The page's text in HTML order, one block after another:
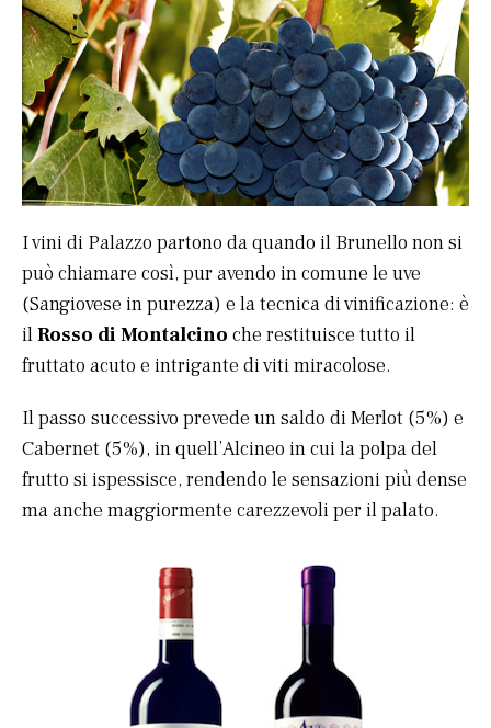
I vini di Palazzo partono da quando il Brunello non si
può chiamare così, pur avendo in comune le uve
(Sangiovese in purezza) e la tecnica di vinificazione: è
ilRosso di Montalcino che restituisce tutto il
fruttato acuto e intrigante di viti miracolose.
Il passo successivo prevede un saldo di Merlot (5%) e
Cabernet (5%), in quell’Alcineo in cui la polpa del
frutto si ispessisce, rendendo le sensazioni più dense
ma anche maggiormente carezzevoli per il palato.